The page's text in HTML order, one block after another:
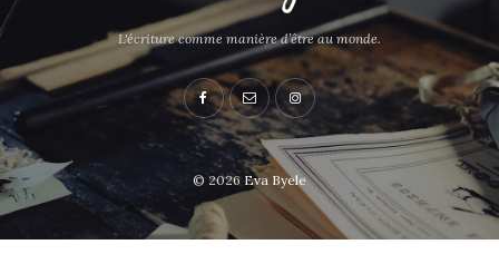
L'écriture comme manière d’être au monde.
© 2026 Eva Byele